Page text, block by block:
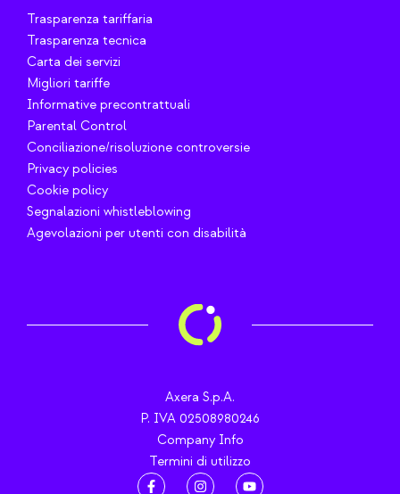
Trasparenza tariffaria
Trasparenza tecnica
Carta dei servizi
Migliori tariffe
Informative precontrattuali
Parental Control
Conciliazione/risoluzione controversie
Privacy policies
Cookie policy
Segnalazioni whistleblowing
Agevolazioni per utenti con disabilità
Axera S.p.A.
P. IVA 02508980246
Company Info
Termini di utilizzo